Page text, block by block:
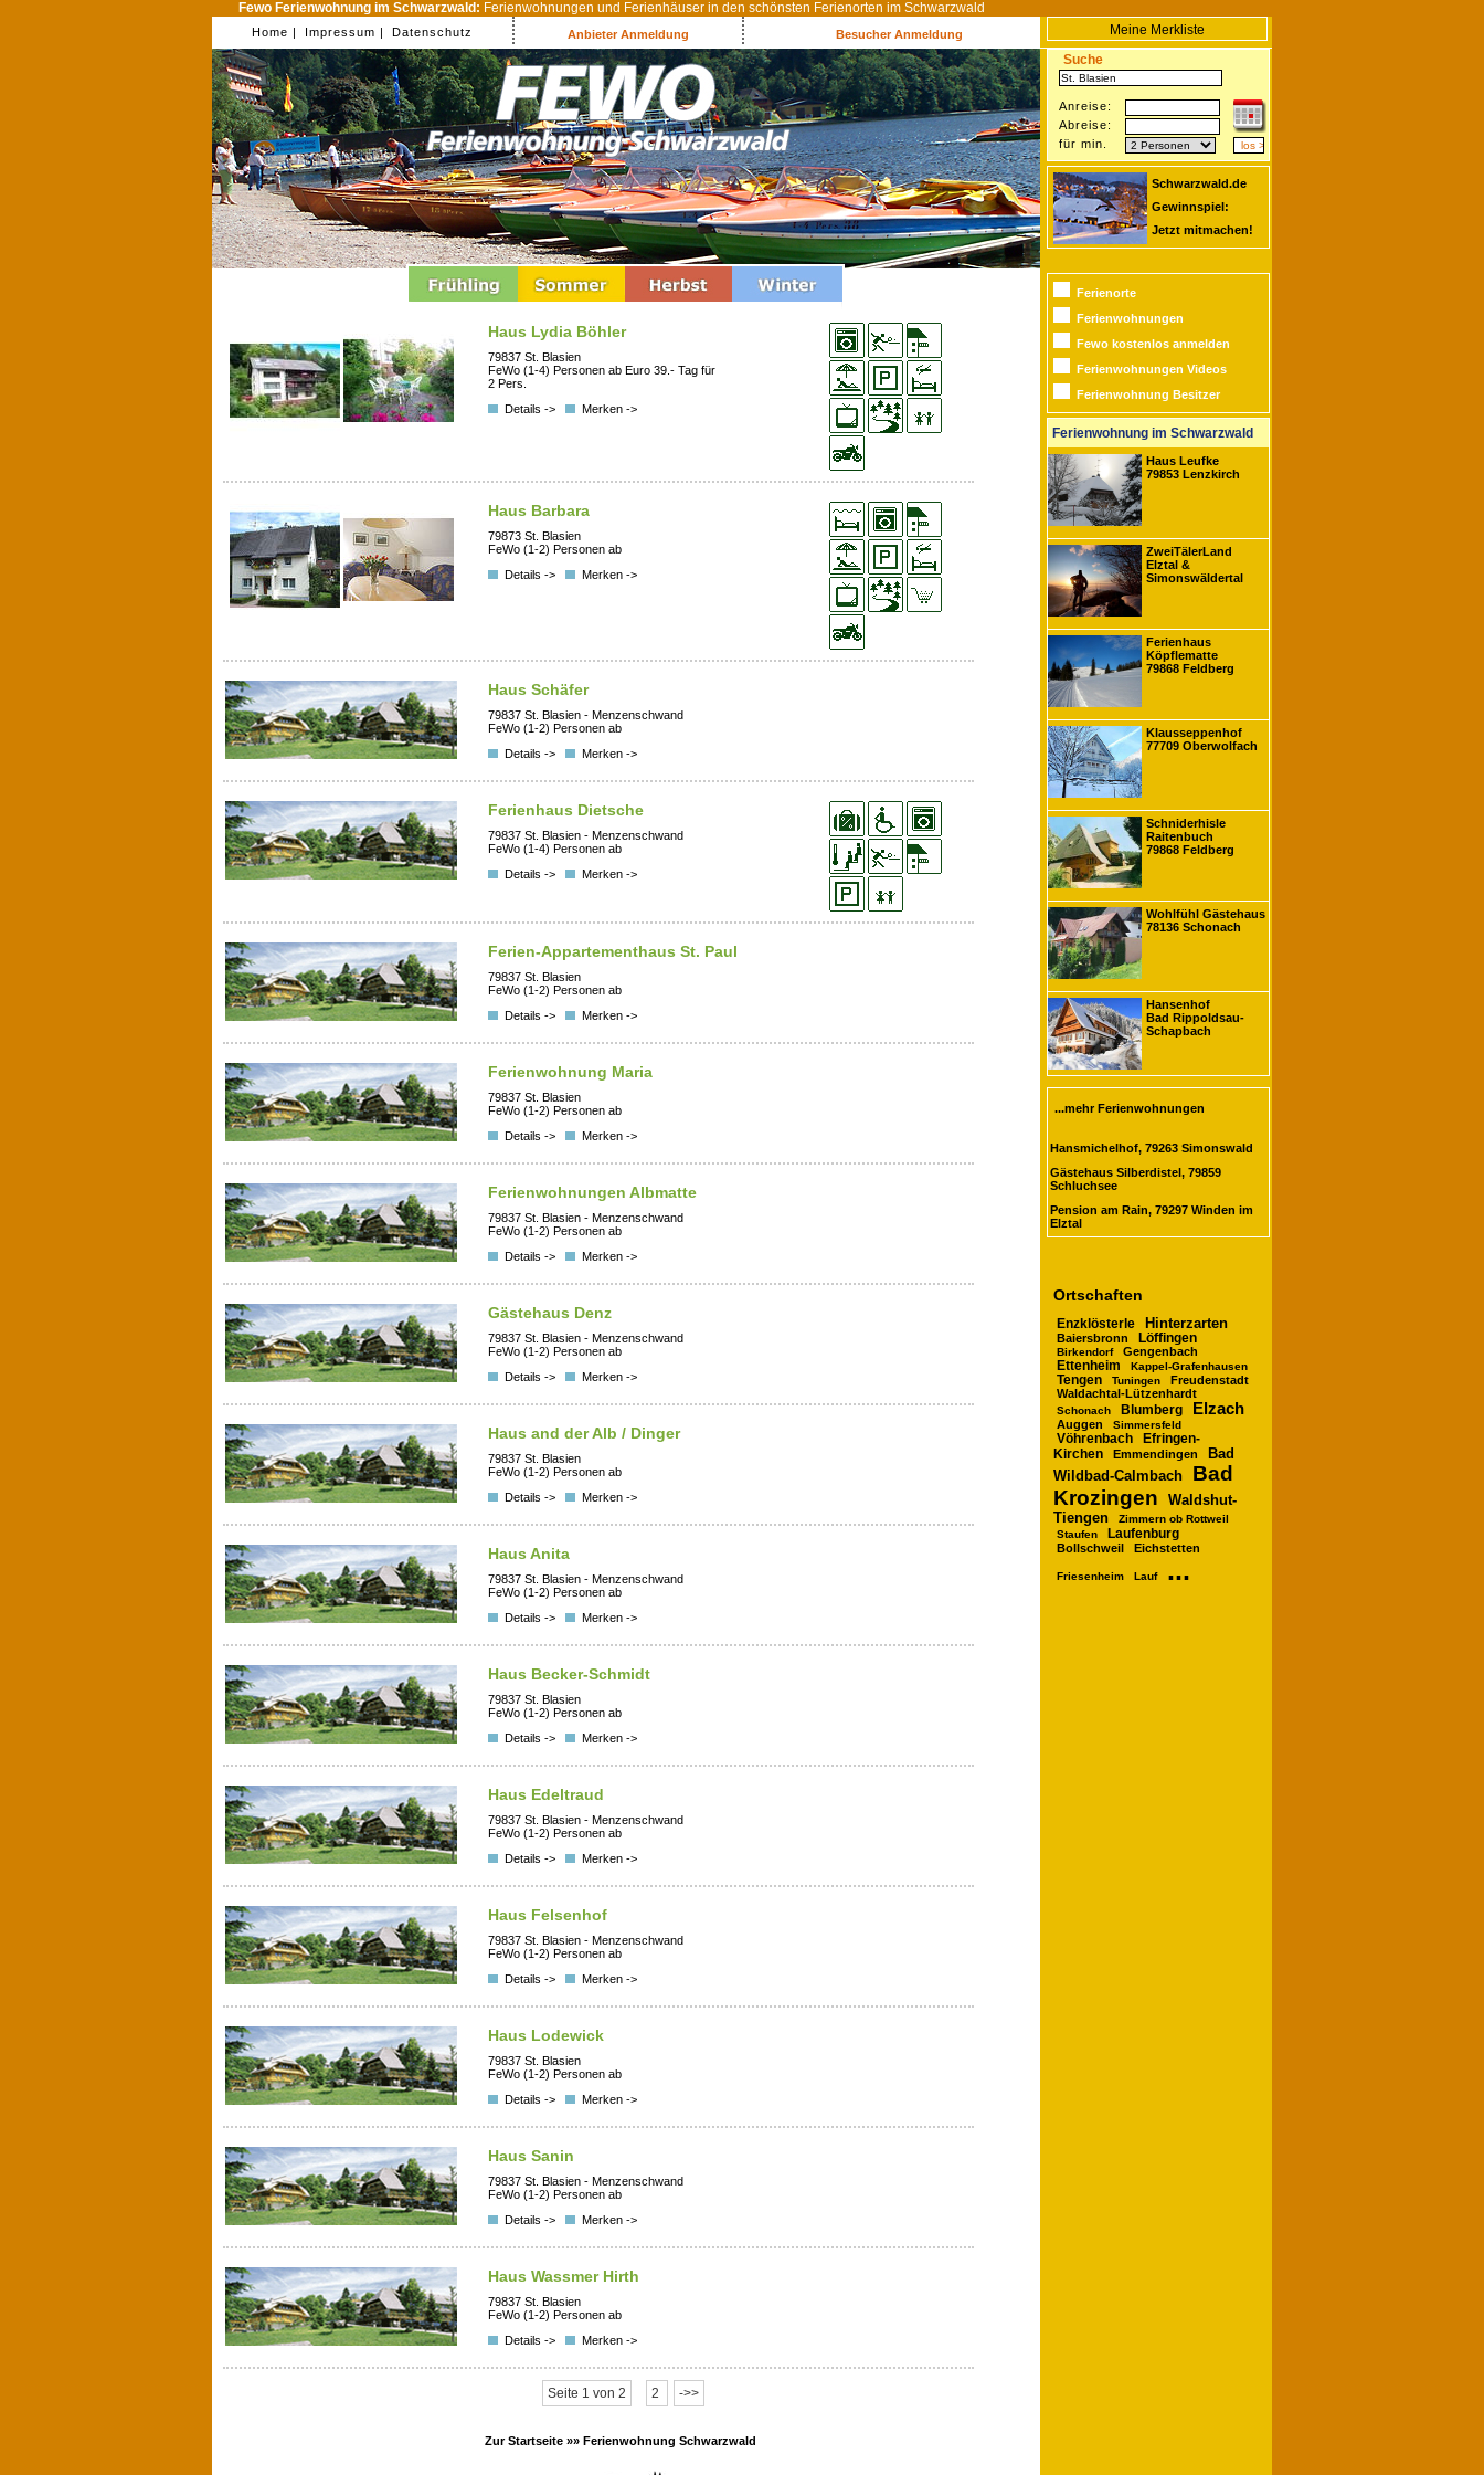
Fewo Ferienwohnung im Schwarzwald: Ferienwohnungen und Ferienhäuser in den schönsten Ferienorten im Schwarzwald
Home | Impressum | Datenschutz Anbieter Anmeldung Besucher Anmeldung
Meine Merkliste
Suche
Anreise:
Abreise:
für min.
Schwarzwald.de
Gewinnspiel:
Jetzt mitmachen!
Haus Lydia Böhler
79837 St. Blasien
FeWo (1-4) Personen ab Euro 39.- Tag für
2 Pers.
Details ->
Merken ->
Haus Barbara
79873 St. Blasien
FeWo (1-2) Personen ab
Details ->
Merken ->
Haus Schäfer
79837 St. Blasien - Menzenschwand
FeWo (1-2) Personen ab
Details ->
Merken ->
Ferienhaus Dietsche
79837 St. Blasien - Menzenschwand
FeWo (1-4) Personen ab
Details ->
Merken ->
Ferien-Appartementhaus St. Paul
79837 St. Blasien
FeWo (1-2) Personen ab
Details ->
Merken ->
Ferienwohnung Maria
79837 St. Blasien
FeWo (1-2) Personen ab
Details ->
Merken ->
Ferienwohnungen Albmatte
79837 St. Blasien - Menzenschwand
FeWo (1-2) Personen ab
Details ->
Merken ->
Gästehaus Denz
79837 St. Blasien - Menzenschwand
FeWo (1-2) Personen ab
Details ->
Merken ->
Haus and der Alb / Dinger
79837 St. Blasien
FeWo (1-2) Personen ab
Details ->
Merken ->
Haus Anita
79837 St. Blasien - Menzenschwand
FeWo (1-2) Personen ab
Details ->
Merken ->
Haus Becker-Schmidt
79837 St. Blasien
FeWo (1-2) Personen ab
Details ->
Merken ->
Haus Edeltraud
79837 St. Blasien - Menzenschwand
FeWo (1-2) Personen ab
Details ->
Merken ->
Haus Felsenhof
79837 St. Blasien - Menzenschwand
FeWo (1-2) Personen ab
Details ->
Merken ->
Haus Lodewick
79837 St. Blasien
FeWo (1-2) Personen ab
Details ->
Merken ->
Haus Sanin
79837 St. Blasien - Menzenschwand
FeWo (1-2) Personen ab
Details ->
Merken ->
Haus Wassmer Hirth
79837 St. Blasien
FeWo (1-2) Personen ab
Details ->
Merken ->
Seite 1 von 2 2 ->>
Zur Startseite »» Ferienwohnung Schwarzwald
Ferienorte
Ferienwohnungen
Fewo kostenlos anmelden
Ferienwohnungen Videos
Ferienwohnung Besitzer
Ferienwohnung im Schwarzwald
Haus Leufke
79853 Lenzkirch
ZweiTälerLand
Elztal &
Simonswäldertal
Ferienhaus
Köpflematte
79868 Feldberg
Klausseppenhof
77709 Oberwolfach
Schniderhisle
Raitenbuch
79868 Feldberg
Wohlfühl Gästehaus
78136 Schonach
Hansenhof
Bad Rippoldsau-
Schapbach
...mehr Ferienwohnungen
Hansmichelhof, 79263 Simonswald
Gästehaus Silberdistel, 79859
Schluchsee
Pension am Rain, 79297 Winden im
Elztal
Ortschaften
Enzklösterle Hinterzarten
Baiersbronn Löffingen
Birkendorf Gengenbach
Ettenheim Kappel-Grafenhausen
Tengen Tuningen
Freudenstadt
Waldachtal-Lützenhardt
Schonach Blumberg Elzach
Auggen Simmersfeld
Vöhrenbach
Efringen-
Kirchen
Emmendingen
Bad
Wildbad-Calmbach
Bad
Krozingen
Waldshut-
Tiengen
Zimmern ob Rottweil
Staufen
Laufenburg
Bollschweil Eichstetten
Friesenheim Lauf ...